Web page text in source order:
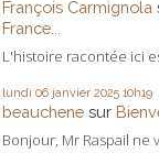
François Carmignola
France...
L'histoire racontée ici
lundi 06 janvier 2025 10h19
beauchene sur
Bonjour, Mr Raspail ne